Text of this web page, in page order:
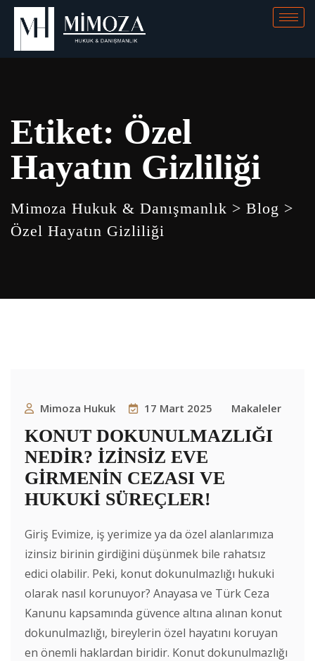
Etiket: Özel
Hayatın Gizliliği
Mimoza Hukuk & Danışmanlık > Blog >
Özel Hayatın Gizliliği
Mimoza Hukuk 17 Mart 2025 Makaleler
KONUT DOKUNULMAZLIĞI
NEDİR? İZİNSİZ EVE
GİRMENİN CEZASI VE
HUKUKİ SÜREÇLER!
Giriş Evimize, iş yerimize ya da özel alanlarımıza
izinsiz birinin girdiğini düşünmek bile rahatsız
edici olabilir. Peki, konut dokunulmazlığı hukuki
olarak nasıl korunuyor? Anayasa ve Türk Ceza
Kanunu kapsamında güvence altına alınan konut
dokunulmazlığı, bireylerin özel hayatını koruyan
en önemli haklardan biridir. Konut dokunulmazlığı